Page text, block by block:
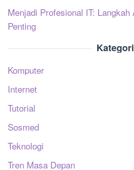
Menjadi Profesional IT:
Penting
Kategori
Komputer
Internet
Tutorial
Sosmed
Teknologi
Tren Masa Depan